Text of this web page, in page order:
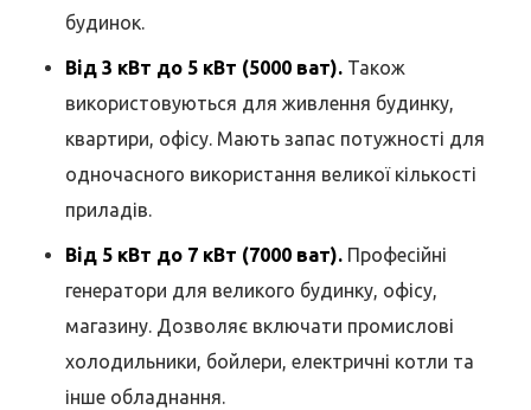
будинок.
Від 3 кВт до 5 кВт (5000 ват). Також
використовуються для живлення будинку,
квартири, офісу. Мають запас потужності для
одночасного використання великої кількості
приладів.
Від 5 кВт до 7 кВт (7000 ват). Професійні
генератори для великого будинку, офісу,
магазину. Дозволяє включати промислові
холодильники, бойлери, електричні котли та
інше обладнання.